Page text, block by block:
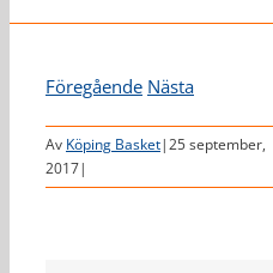
INFO
Föregående Nästa
Av Köping Basket|25 september,
2017|